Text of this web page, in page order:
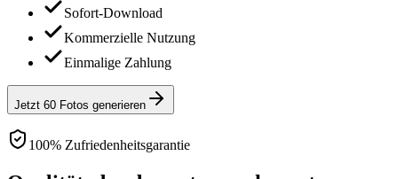
Sofort-Download
Kommerzielle Nutzung
Einmalige Zahlung
Jetzt 60 Fotos generieren
100% Zufriedenheitsgarantie